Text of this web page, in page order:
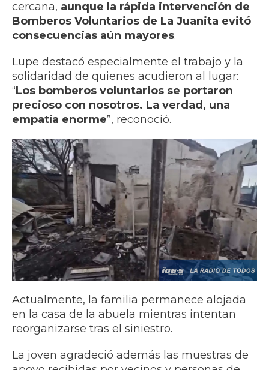
cercana, aunque la rápida intervención de
Bomberos Voluntarios de La Juanita evitó
consecuencias aún mayores.
Lupe destacó especialmente el trabajo y la
solidaridad de quienes acudieron al lugar:
“Los bomberos voluntarios se portaron
precioso con nosotros. La verdad, una
empatía enorme”, reconoció.
Actualmente, la familia permanece alojada
en la casa de la abuela mientras intentan
reorganizarse tras el siniestro.
La joven agradeció además las muestras de